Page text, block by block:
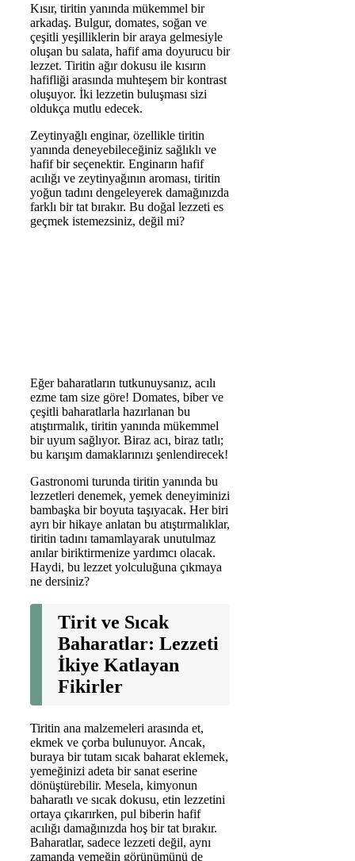
Kısır, tiritin yanında mükemmel bir
arkadaş. Bulgur, domates, soğan ve
çeşitli yeşilliklerin bir araya gelmesiyle
oluşan bu salata, hafif ama doyurucu bir
lezzet. Tiritin ağır dokusu ile kısırın
hafifliği arasında muhteşem bir kontrast
oluşuyor. İki lezzetin buluşması sizi
oldukça mutlu edecek.
Zeytinyağlı enginar, özellikle tiritin
yanında deneyebileceğiniz sağlıklı ve
hafif bir seçenektir. Enginarın hafif
acılığı ve zeytinyağının aroması, tiritin
yoğun tadını dengeleyerek damağınızda
farklı bir tat bırakır. Bu doğal lezzeti es
geçmek istemezsiniz, değil mi?
Eğer baharatların tutkunuysanız, acılı
ezme tam size göre! Domates, biber ve
çeşitli baharatlarla hazırlanan bu
atıştırmalık, tiritin yanında mükemmel
bir uyum sağlıyor. Biraz acı, biraz tatlı;
bu karışım damaklarınızı şenlendirecek!
Gastronomi turunda tiritin yanında bu
lezzetleri denemek, yemek deneyiminizi
bambaşka bir boyuta taşıyacak. Her biri
ayrı bir hikaye anlatan bu atıştırmalıklar,
tiritin tadını tamamlayarak unutulmaz
anılar biriktirmenize yardımcı olacak.
Haydi, bu lezzet yolculuğuna çıkmaya
ne dersiniz?
Tirit ve Sıcak
Baharatlar: Lezzeti
İkiye Katlayan
Fikirler
Tiritin ana malzemeleri arasında et,
ekmek ve çorba bulunuyor. Ancak,
buraya bir tutam sıcak baharat eklemek,
yemeğinizi adeta bir sanat eserine
dönüştürebilir. Mesela, kimyonun
baharatlı ve sıcak dokusu, etin lezzetini
ortaya çıkarırken, pul biberin hafif
acılığı damağınızda hoş bir tat bırakır.
Baharatlar, sadece lezzeti değil, aynı
zamanda yemeğin görünümünü de